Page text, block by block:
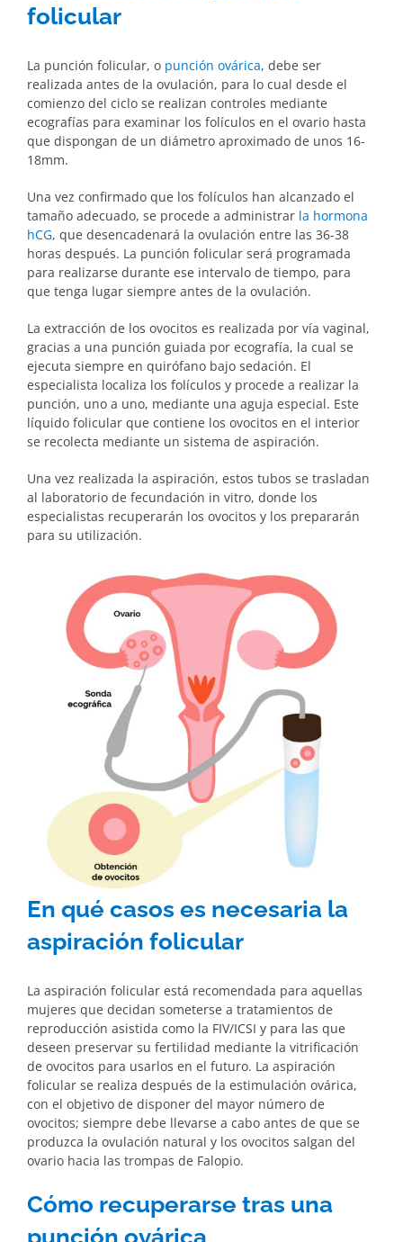
folicular
La punción folicular, o punción ovárica, debe ser
realizada antes de la ovulación, para lo cual desde el
comienzo del ciclo se realizan controles mediante
ecografías para examinar los folículos en el ovario hasta
que dispongan de un diámetro aproximado de unos 16-
18mm.
Una vez confirmado que los folículos han alcanzado el
tamaño adecuado, se procede a administrar la hormona
hCG, que desencadenará la ovulación entre las 36-38
horas después. La punción folicular será programada
para realizarse durante ese intervalo de tiempo, para
que tenga lugar siempre antes de la ovulación.
La extracción de los ovocitos es realizada por vía vaginal,
gracias a una punción guiada por ecografía, la cual se
ejecuta siempre en quirófano bajo sedación. El
especialista localiza los folículos y procede a realizar la
punción, uno a uno, mediante una aguja especial. Este
líquido folicular que contiene los ovocitos en el interior
se recolecta mediante un sistema de aspiración.
Una vez realizada la aspiración, estos tubos se trasladan
al laboratorio de fecundación in vitro, donde los
especialistas recuperarán los ovocitos y los prepararán
para su utilización.
En qué casos es necesaria la
aspiración folicular
La aspiración folicular está recomendada para aquellas
mujeres que decidan someterse a tratamientos de
reproducción asistida como la FIV/ICSI y para las que
deseen preservar su fertilidad mediante la vitrificación
de ovocitos para usarlos en el futuro. La aspiración
folicular se realiza después de la estimulación ovárica,
con el objetivo de disponer del mayor número de
ovocitos; siempre debe llevarse a cabo antes de que se
produzca la ovulación natural y los ovocitos salgan del
ovario hacia las trompas de Falopio.
Cómo recuperarse tras una
punción ovárica